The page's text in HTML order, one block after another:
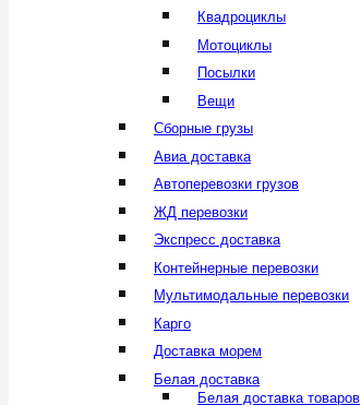
Квадроциклы
Мотоциклы
Посылки
Вещи
Сборные грузы
Авиа доставка
Автоперевозки грузов
ЖД перевозки
Экспресс доставка
Контейнерные перевозки
Мультимодальные перевозки
Карго
Доставка морем
Белая доставка
Белая доставка товаров